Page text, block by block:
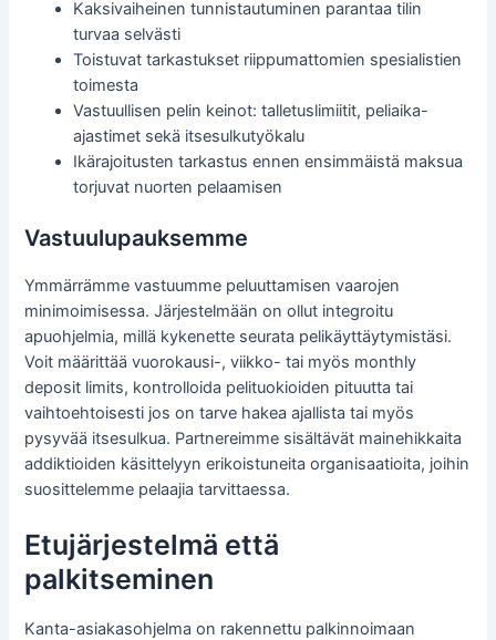
Kaksivaiheinen tunnistautuminen parantaa tilin
turvaa selvästi
Toistuvat tarkastukset riippumattomien spesialistien
toimesta
Vastuullisen pelin keinot: talletuslimiitit, peliaika-
ajastimet sekä itsesulkutyökalu
Ikärajoitusten tarkastus ennen ensimmäistä maksua
torjuvat nuorten pelaamisen
Vastuulupauksemme
Ymmärrämme vastuumme peluuttamisen vaarojen
minimoimisessa. Järjestelmään on ollut integroitu
apuohjelmia, millä kykenette seurata pelikäyttäytymistäsi.
Voit määrittää vuorokausi-, viikko- tai myös monthly
deposit limits, kontrolloida pelituokioiden pituutta tai
vaihtoehtoisesti jos on tarve hakea ajallista tai myös
pysyvää itsesulkua. Partnereimme sisältävät mainehikkaita
addiktioiden käsittelyyn erikoistuneita organisaatioita, joihin
suosittelemme pelaajia tarvittaessa.
Etujärjestelmä että
palkitseminen
Kanta-asiakasohjelma on rakennettu palkinnoimaan